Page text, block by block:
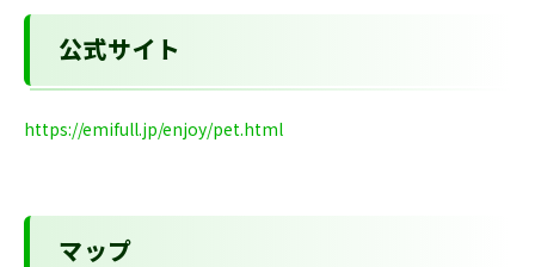
公式サイト
https://emifull.jp/enjoy/pet.html
マップ